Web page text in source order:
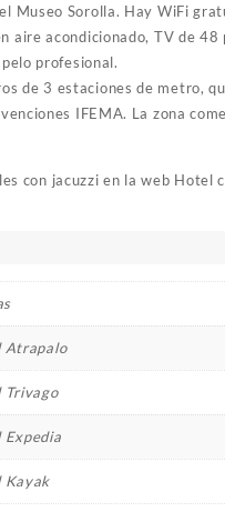
Museo Sorolla. Hay WiFi
aire acondicionado, TV de
profesional.
de 3 estaciones de metro,
IFEMA. La zona
con jacuzzi en la web Hotel
Atrapalo
Trivago
Kayak